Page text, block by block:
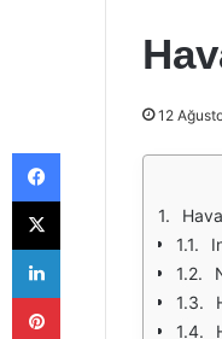
12
Facebook
X
LinkedIn
Pinterest